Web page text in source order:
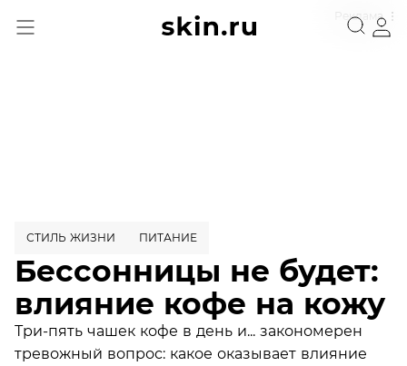
Реклама
СТИЛЬ ЖИЗНИ ПИТАНИЕ
Бессонницы не будет:
влияние кофе на кожу
Три-пять чашек кофе в день и... закономерен
тревожный вопрос: какое оказывает влияние